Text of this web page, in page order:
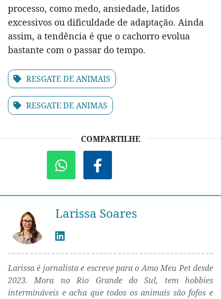
processo, como medo, ansiedade, latidos
excessivos ou dificuldade de adaptação. Ainda
assim, a tendência é que o cachorro evolua
bastante com o passar do tempo.
RESGATE DE ANIMAIS
RESGATE DE ANIMAS
COMPARTILHE
Larissa Soares
Larissa é jornalista e escreve para o Amo Meu Pet desde
2023. Mora no Rio Grande do Sul, tem hobbies
intermináveis e acha que todos os animais são fofos e